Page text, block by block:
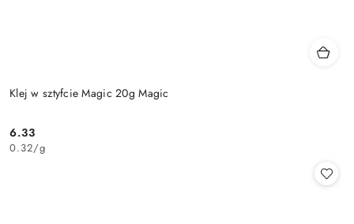
Klej w sztyfcie Magic 20g Magic
Cena:
6.33
0.32/g